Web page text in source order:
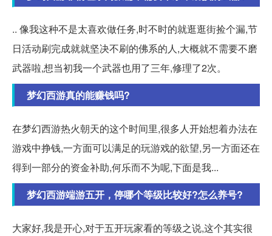
.. 像我这种不是太喜欢做任务,时不时的就逛逛街捡个漏,节
日活动刷完成就就坚决不刷的佛系的人,大概就不需要不磨
武器啦,想当初我一个武器也用了三年,修理了2次。
梦幻西游真的能赚钱吗?
在梦幻西游热火朝天的这个时间里,很多人开始想着办法在
游戏中挣钱,一方面可以满足的玩游戏的欲望,另一方面还在
得到一部分的资金补助,何乐而不为呢,下面是我...
梦幻西游端游五开，停哪个等级比较好?怎么养号?
大家好,我是开心,对于五开玩家看的等级之说,这个其实很